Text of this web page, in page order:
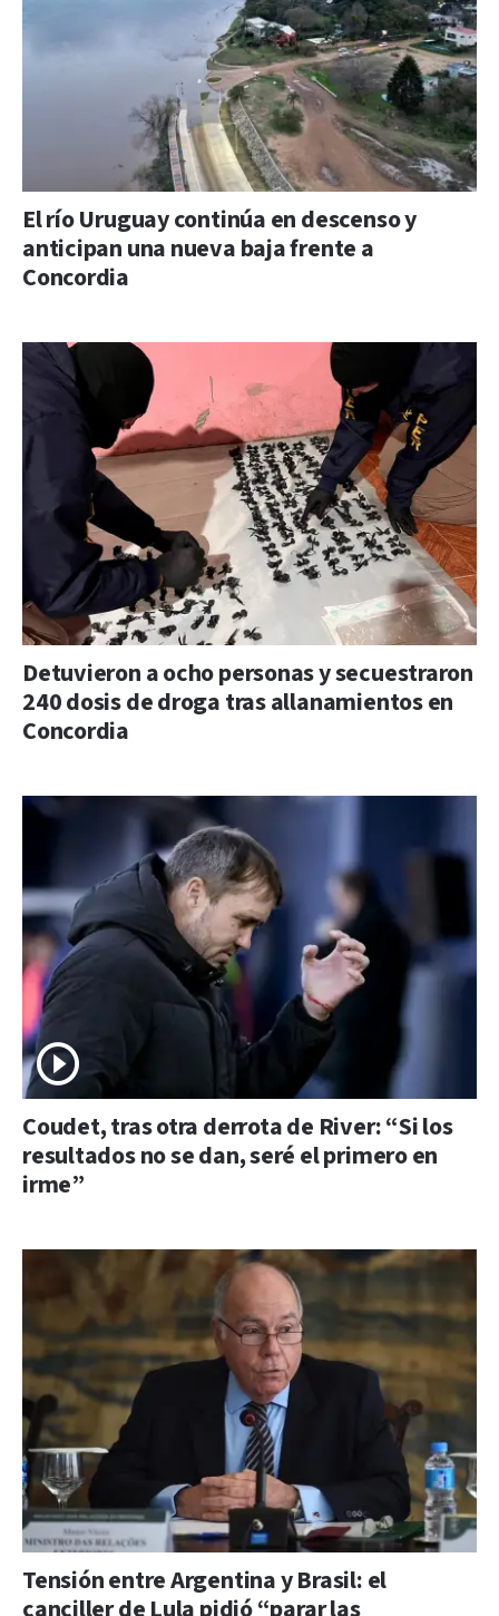
El río Uruguay continúa en descenso y
anticipan una nueva baja frente a
Concordia
Detuvieron a ocho personas y secuestraron
240 dosis de droga tras allanamientos en
Concordia
Coudet, tras otra derrota de River: “Si los
resultados no se dan, seré el primero en
irme”
Tensión entre Argentina y Brasil: el
canciller de Lula pidió “parar las